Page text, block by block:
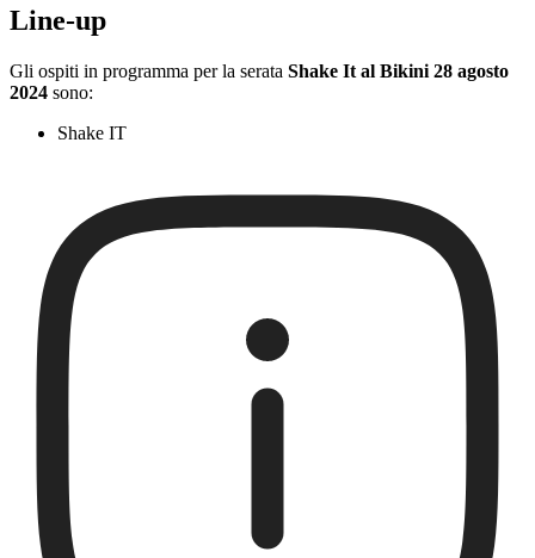
Line-up
Gli ospiti in programma per la serata Shake It al Bikini 28 agosto
2024 sono:
Shake IT